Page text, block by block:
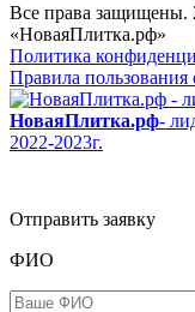
Все права защищены.
«НоваяПлитка.рф»
Политика
Правила пользования
НоваяПлитка.рф-
2022-2023г.
Отправить заявку
ФИО